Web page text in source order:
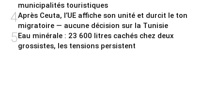
municipalités touristiques
4Après Ceuta, l’UE affiche son unité et durcit le ton
migratoire — aucune décision sur la Tunisie
5Eau minérale : 23 600 litres cachés chez deux
grossistes, les tensions persistent